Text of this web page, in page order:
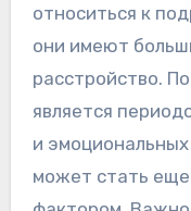
относиться к
они имеют
расстройство.
является
и
может стать